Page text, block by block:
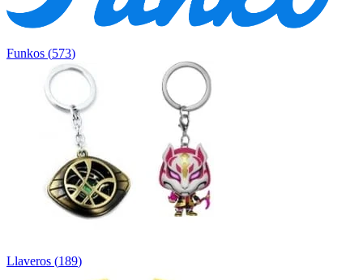
Funkos (573)
Llaveros (189)